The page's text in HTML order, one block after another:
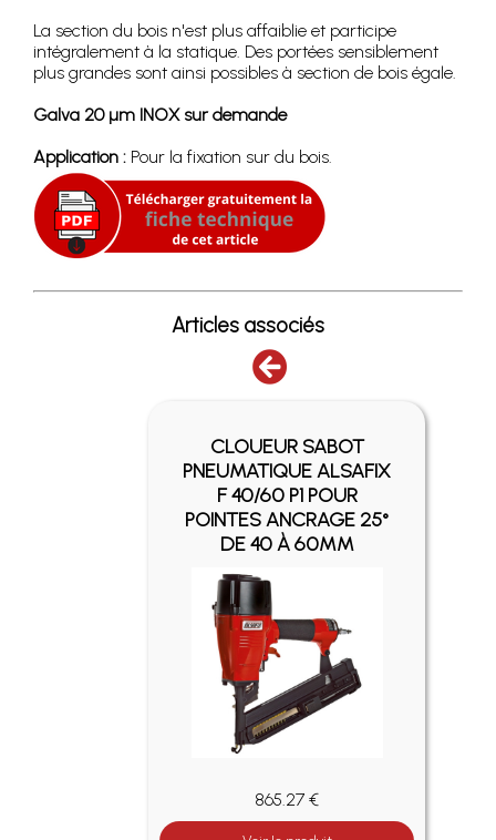
La section du bois n'est plus affaiblie et participe
intégralement à la statique. Des portées sensiblement
plus grandes sont ainsi possibles à section de bois égale.
Galva 20 µm INOX sur demande
Application : Pour la fixation sur du bois.
Articles associés
CLOUEUR SABOT
PNEUMATIQUE ALSAFIX
F 40/60 P1 POUR
POINTES ANCRAGE 25°
DE 40 À 60MM
865.27 €